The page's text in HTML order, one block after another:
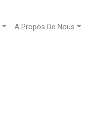
A Propos De Nous